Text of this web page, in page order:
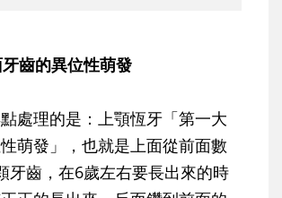
齒的異位性萌發
處理的是：上顎恆牙「第一大
萌發」，也就是上面從前面數
牙齒，在6歲左右要長出來的時